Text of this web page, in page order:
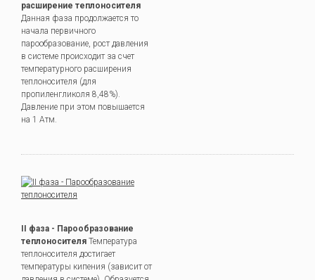
расширение теплоносителя
Данная фаза продолжается то
начала первичного
парообразование, рост давления
в системе происходит за счет
температурного расширения
теплоносителя (для
пропиленгликоля 8,48%).
Давление при этом повышается
на 1 Атм.
II фаза - Парообразование
теплоносителя Температура
теплоносителя достигает
температуры кипения (зависит от